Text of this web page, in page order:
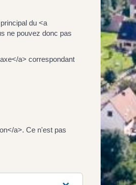
du <a
ne pouvez donc pas
a> correspondant
a>. Ce n'est pas